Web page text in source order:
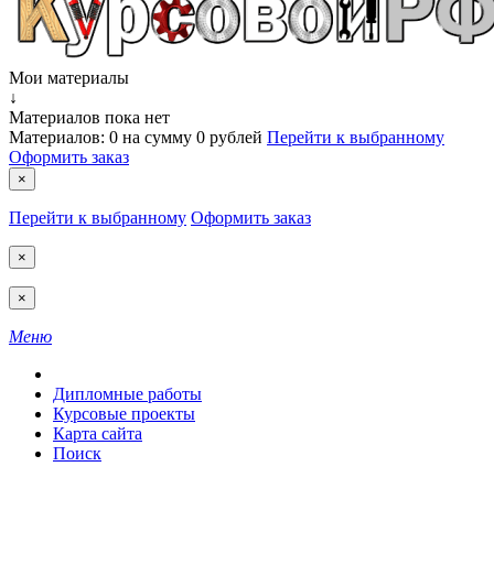
Мои материалы
↓
Материалов пока нет
Материалов: 0 на сумму 0 рублей Перейти к выбранному
Оформить заказ
×
Перейти к выбранному Оформить заказ
×
×
Меню
Дипломные работы
Курсовые проекты
Карта сайта
Поиск